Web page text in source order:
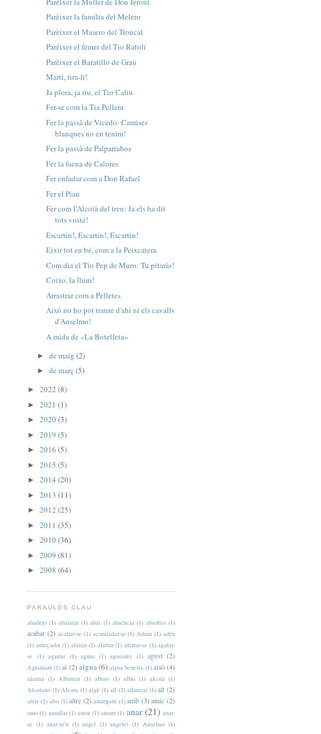
Parèixer la família del Melero
Parèixer el Masero del Troncal
Parèixer el femer del Tio Ratolí
Parèixer el Baratillo de Grau
Martí, tira-li!
Ja plora, ja riu, el Tio Caliu
Fer-se com la Tia Pellera
Fer la passâ de Vicedo: Camises
blanques no en tenim!
Fer la passâ de Palparrabos
Fer la faena de Calores
Fer enfadar com a Don Rafael
Fer el Pian
Fer com l'Alcoià del tren: Ja els ha dit
tots vosté!
Escartín!, Escartín!, Escartín!
Eixir tot en bé, com a la Peixcatera
Com dia el Tio Pep de Muro: Tu pitaràs!
Coixo, la llum!
Arrastrar com a Pelletes
Això no ho pot traure d'ahí ni els cavalls
d'Anselmo!
A mida de «La Botelleta»
► de maig (2)
► de març (5)
► 2022 (8)
► 2021 (1)
► 2020(3)
► 2019 (5)
► 2016 (5)
► 2015 (5)
► 2014 (20)
► 2013 (11)
► 2012 (25)
► 2011 (35)
► 2010(36)
► 2009 (81)
► 2008 (64)
PARAULES CLAU
abadejo (1) abaratar (1) abat (1) absència (1) absoltes (1)
acabar (2) acabar-se (1) acomiadar-se (1) Adam (1) adéu
(1) adreçador (1) afaitar (1) afartar (1) aferrar-se (1) agafar-
se
(1) agarrar (1) agnus (1) agnusdei (1) agost (2)
Agramant (1) ai (2) aigua (6) aigua beneita (1) això (4)
alarma (1) Albatera (1) albats (1) albis (1) alcoià (1)
Alcoiano (1) Alcora (1) algú (1) all (1) allunyar (1) alt (2)
altar (1) alto (1) altre (2) amargant (1) amb (3) amic (2)
amo (1) amollar (1) amor (1) amunt (1) anar (21) anar-
se (1) anar-se'n (1) àngel (1) angelet (1) Anselmo (1)